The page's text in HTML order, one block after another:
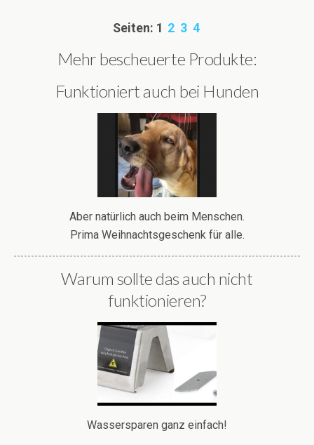
Seiten: 1 2 3 4
Mehr bescheuerte Produkte:
Funktioniert auch bei Hunden
Aber natürlich auch beim Menschen.
Prima Weihnachtsgeschenk für alle.
Warum sollte das auch nicht
funktionieren?
Wassersparen ganz einfach!